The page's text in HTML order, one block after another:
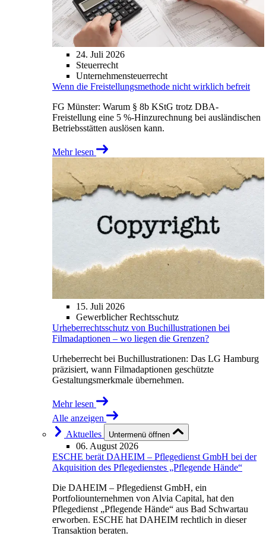
24. Juli 2026
Steuerrecht
Unternehmensteuerrecht
Wenn die Freistellungsmethode nicht wirklich befreit
FG Münster: Warum § 8b KStG trotz DBA-
Freistellung eine 5 %-Hinzurechnung bei ausländischen
Betriebsstätten auslösen kann.
Mehr lesen
15. Juli 2026
Gewerblicher Rechtsschutz
Urheberrechtsschutz von Buchillustrationen bei
Filmadaptionen – wo liegen die Grenzen?
Urheberrecht bei Buchillustrationen: Das LG Hamburg
präzisiert, wann Filmadaptionen geschützte
Gestaltungsmerkmale übernehmen.
Mehr lesen
Alle anzeigen
Aktuelles
Untermenü öffnen
06. August 2026
ESCHE berät DAHEIM – Pflegedienst GmbH bei der
Akquisition des Pflegedienstes „Pflegende Hände“
Die DAHEIM – Pflegedienst GmbH, ein
Portfoliounternehmen von Alvia Capital, hat den
Pflegedienst „Pflegende Hände“ aus Bad Schwartau
erworben. ESCHE hat DAHEIM rechtlich in dieser
Transaktion beraten.